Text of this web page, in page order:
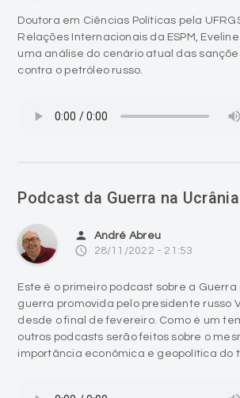
Doutora em Ciências Políticas pela
Relações Internacionais da ESPM,
uma análise do cenário atual das
contra o petróleo russo.
Podcast da Guerra na
person André Abreu
access_time 28/11/2022 - 21:53
Este é o primeiro podcast sobre a Guerra
guerra promovida pelo presidente russo
desde o final de fevereiro. Como é um
outros podcasts serão feitos sobre o
importância econômica e geopolítica do